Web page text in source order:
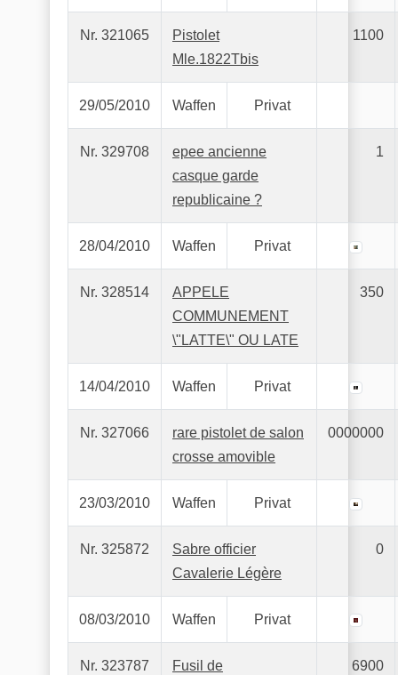
Nr. 321065
Pistolet
Mle.1822Tbis
1100
29/05/2010 Waffen Privat
Nr. 329708
epee ancienne
casque garde
republicaine ?
1
28/04/2010 Waffen Privat
Nr. 328514
APPELE
COMMUNEMENT
\"LATTE\" OU LATE
350
14/04/2010 Waffen Privat
Nr. 327066
rare pistolet de salon
crosse amovible
0000000
23/03/2010 Waffen Privat
Nr. 325872
Sabre officier
Cavalerie Légère
0
08/03/2010 Waffen Privat
Nr. 323787
Fusil de
6900